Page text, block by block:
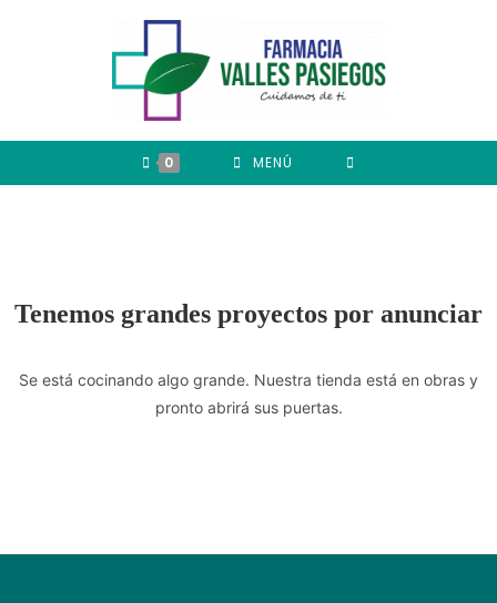
0 MENÚ
Tenemos grandes proyectos por anunciar
Se está cocinando algo grande. Nuestra tienda está en obras y
pronto abrirá sus puertas.